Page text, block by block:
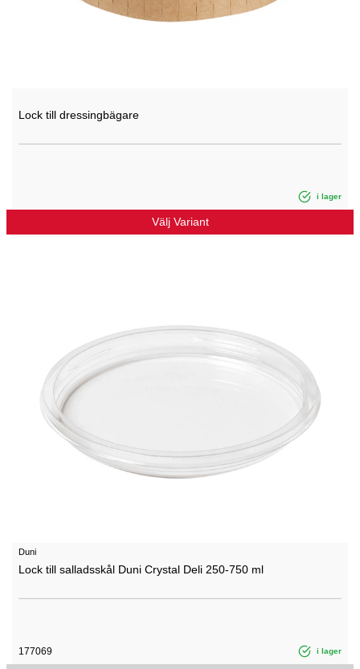
Lock till dressingbägare
i lager
Välj Variant
Duni
Lock till salladsskål Duni Crystal Deli 250-750 ml
177069 i lager